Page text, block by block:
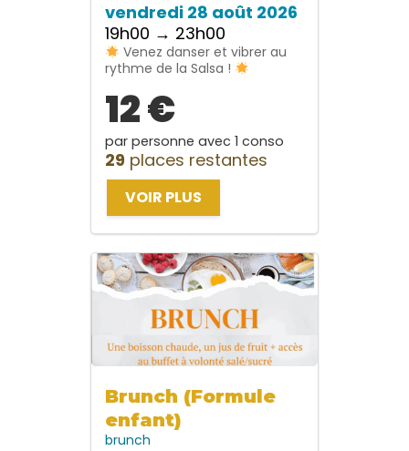
vendredi 28 août 2026
19h00 → 23h00
Venez danser et vibrer au
rythme de la Salsa !
12 €
par personne avec 1 conso
29 places restantes
VOIR PLUS
Brunch (Formule
enfant)
brunch